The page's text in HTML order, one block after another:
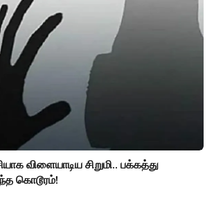
விளையாடிய சிறுமி.. பக்கத்து
கொடூரம்!